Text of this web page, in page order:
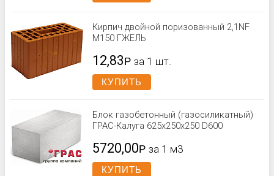
Кирпич двойной поризованный 2,1NF
М150 ГЖЕЛЬ
12,83Р за 1 шт.
КУПИТЬ
Блок газобетонный (газосиликатный)
ГРАС-Калуга 625x250x250 D600
5720,00Р за 1 м3
КУПИТЬ